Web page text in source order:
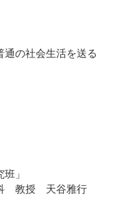
通の社会生活を送る
」
教授 天谷雅行